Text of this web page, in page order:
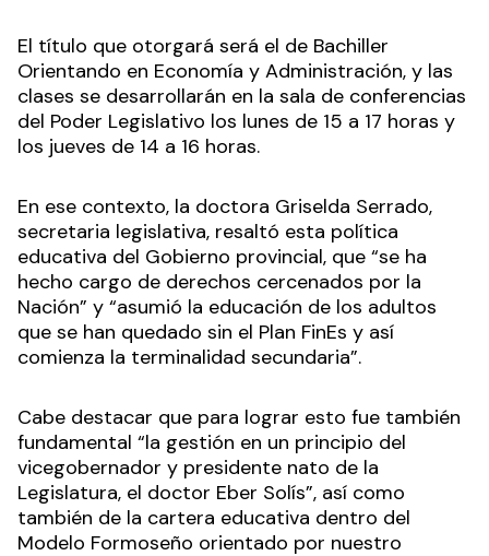
El título que otorgará será el de Bachiller
Orientando en Economía y Administración, y las
clases se desarrollarán en la sala de conferencias
del Poder Legislativo los lunes de 15 a 17 horas y
los jueves de 14 a 16 horas.
En ese contexto, la doctora Griselda Serrado,
secretaria legislativa, resaltó esta política
educativa del Gobierno provincial, que “se ha
hecho cargo de derechos cercenados por la
Nación” y “asumió la educación de los adultos
que se han quedado sin el Plan FinEs y así
comienza la terminalidad secundaria”.
Cabe destacar que para lograr esto fue también
fundamental “la gestión en un principio del
vicegobernador y presidente nato de la
Legislatura, el doctor Eber Solís”, así como
también de la cartera educativa dentro del
Modelo Formoseño orientado por nuestro